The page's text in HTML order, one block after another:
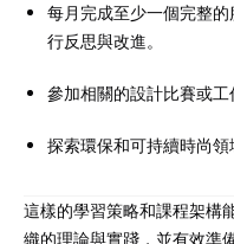
每月完成至少一個完整
行反思與改進。
參加相關的設計比賽或工
探索環保和可持續時尚領
這樣的學習策略和課程架構
織的理論與實踐，並有效準